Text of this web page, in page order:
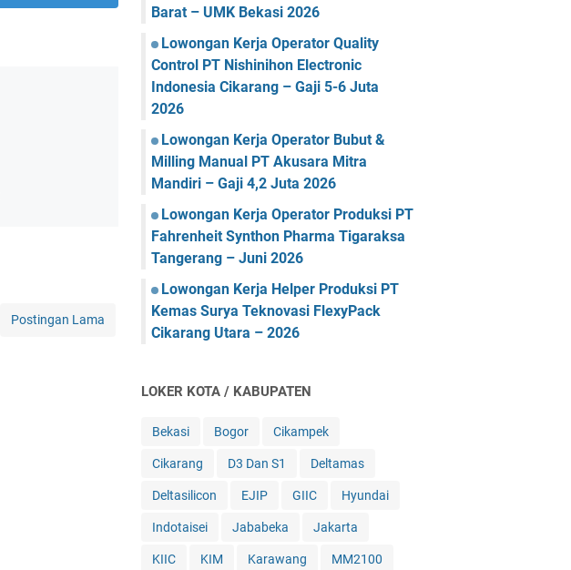
Postingan Lama
Barat – UMK Bekasi 2026
Lowongan Kerja Operator Quality
Control PT Nishinihon Electronic
Indonesia Cikarang – Gaji 5-6 Juta
2026
Lowongan Kerja Operator Bubut &
Milling Manual PT Akusara Mitra
Mandiri – Gaji 4,2 Juta 2026
Lowongan Kerja Operator Produksi PT
Fahrenheit Synthon Pharma Tigaraksa
Tangerang – Juni 2026
Lowongan Kerja Helper Produksi PT
Kemas Surya Teknovasi FlexyPack
Cikarang Utara – 2026
LOKER KOTA / KABUPATEN
Bekasi Bogor Cikampek
Cikarang D3 Dan S1 Deltamas
Deltasilicon EJIP GIIC Hyundai
Indotaisei Jababeka Jakarta
KIIC KIM Karawang MM2100